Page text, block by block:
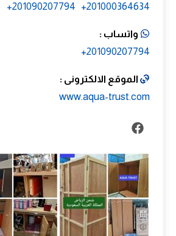
201000364634+
201090207794+
واتساب :
201090207794+
الموقع الالكترونى :
www.aqua-trust.com